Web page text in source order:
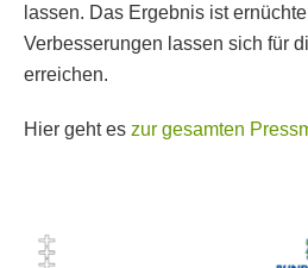
lassen. Das Ergebnis ist
Verbesserungen lassen sich für
erreichen.
Hier geht es zur gesamten